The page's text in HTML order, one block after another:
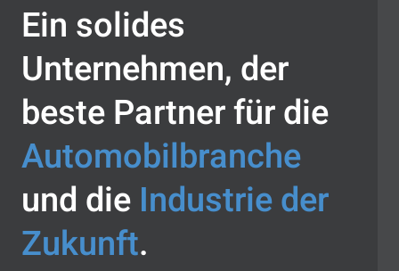
Ein solides
Unternehmen, der
beste Partner für die
Automobilbranche
und die Industrie der
Zukunft.